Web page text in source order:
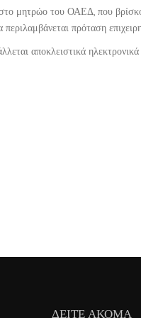
στο μητρώο του ΟΑΕΔ, που
πρόταση
αποκλειστικά
ΔΕΊΤΕ ΑΚΌΜΑ